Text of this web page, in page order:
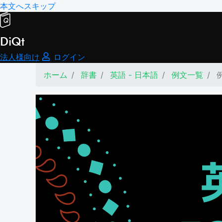
本文へスキップ
DiQt
法人様向け
ログイン
ホーム
辞書 英語 - 日本語 例文一覧